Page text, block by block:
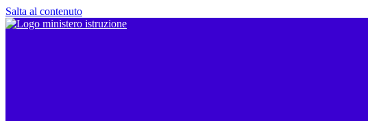
Salta al contenuto